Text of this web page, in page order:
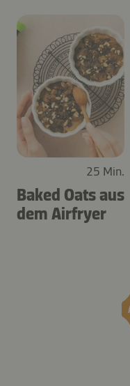
25 Min.
Baked Oats aus
dem Airfryer